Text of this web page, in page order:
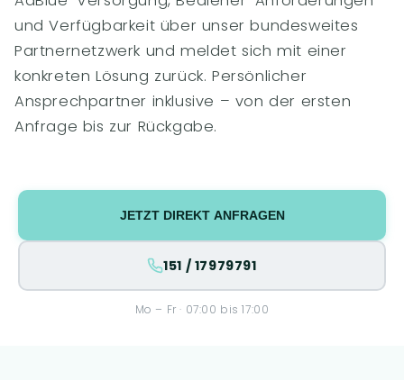
und Verfügbarkeit über unser bundesweites
Partnernetzwerk und meldet sich mit einer
konkreten Lösung zurück. Persönlicher
Ansprechpartner inklusive – von der ersten
Anfrage bis zur Rückgabe.
JETZT DIREKT ANFRAGEN
151 / 17979791
Mo – Fr · 07:00 bis 17:00